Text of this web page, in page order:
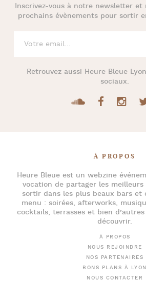
Inscrivez-vous à notre newsletter et
prochains évènements pour sortir
Retrouvez aussi Heure Bleue Lyon
sociaux.
À PROPOS
Heure Bleueest un webzine
vocation de partager les meilleurs
sortir dans les plus beaux bars et
menu : soirées, afterworks,
cocktails, terrasses et bien
découvrir.
À PROPOS
NOUS REJOINDRE
NOS PARTENAIRES
BONS PLANS À LYON
NOUS CONTACTER